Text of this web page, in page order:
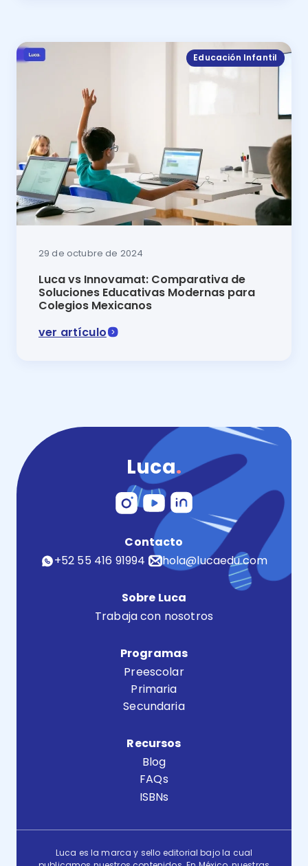
Educación Infantil
29 de octubre de 2024
Luca vs Innovamat: Comparativa de
Soluciones Educativas Modernas para
Colegios Mexicanos
ver artículo
Luca.
Contacto
+52 55 416 91994
hola@lucaedu.com
Sobre Luca
Trabaja con nosotros
Programas
Preescolar
Primaria
Secundaria
Recursos
Blog
FAQs
ISBNs
Luca es la marca y sello editorial bajo la cual